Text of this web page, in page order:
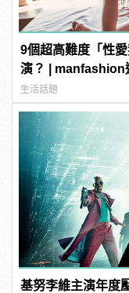
9個超高難度「性
演？ | manfashion
生活話題
基努李維主演年度